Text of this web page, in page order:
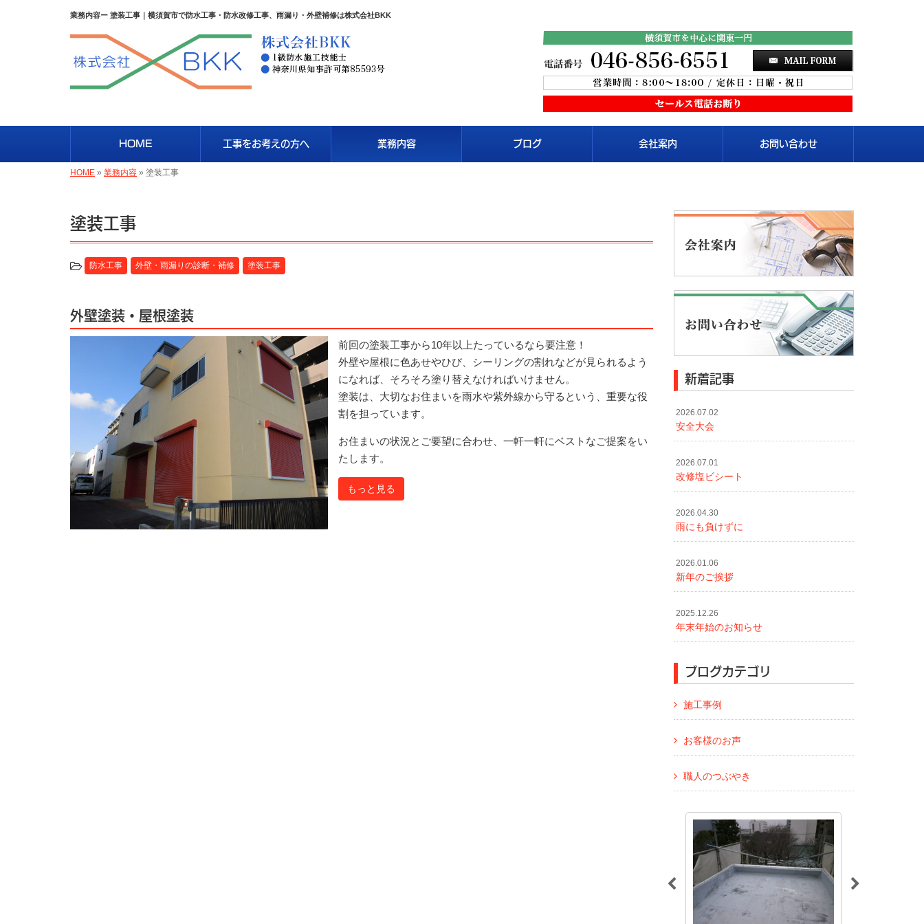
業務内容ー 塗装工事｜横須賀市で防水工事・防水改修工事、雨漏り・外壁補修は株式会社BKK
HOME 工事をお考えの方へ 業務内容 ブログ 会社案内 お問い合わせ
HOME » 業務内容 » 塗装工事
塗装工事
防水工事 外壁・雨漏りの診断・補修 塗装工事
外壁塗装・屋根塗装
前回の塗装工事から10年以上たっているなら要注意！
外壁や屋根に色あせやひび、シーリングの割れなどが見られるよう
になれば、そろそろ塗り替えなければいけません。
塗装は、大切なお住まいを雨水や紫外線から守るという、重要な役
割を担っています。
お住まいの状況とご要望に合わせ、一軒一軒にベストなご提案をい
たします。
もっと見る
新着記事
2026.07.02
安全大会
2026.07.01
改修塩ビシート
2026.04.30
雨にも負けずに
2026.01.06
新年のご挨拶
2025.12.26
年末年始のお知らせ
ブログカテゴリ
施工事例
お客様のお声
職人のつぶやき